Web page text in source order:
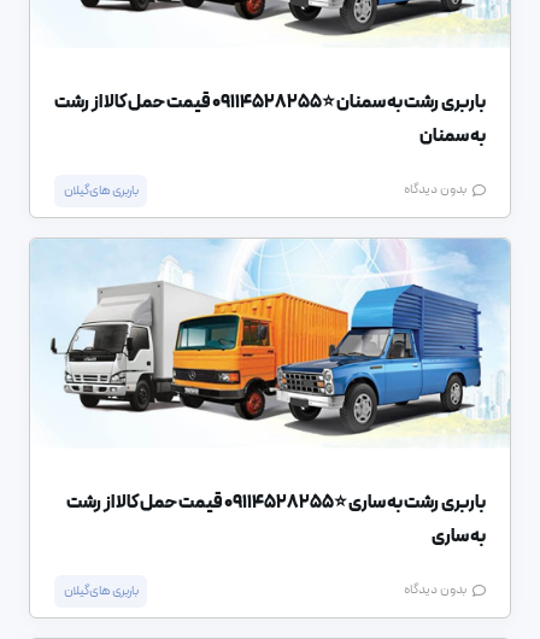
باربری رشت به سمنان ⭐️09114528255 قیمت حمل کالا از رشت
به سمنان
بدون دیدگاه باربری های گیلان
باربری رشت به ساری ⭐️09114528255 قیمت حمل کالا از رشت
به ساری
بدون دیدگاه باربری های گیلان